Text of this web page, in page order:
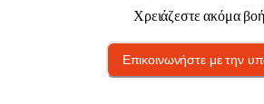
Χρειάζεστε ακόμα
Επικοινωνήστε με την